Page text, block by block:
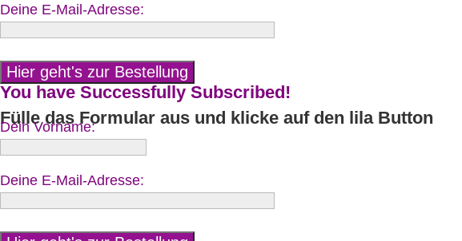
Deine E-Mail-Adresse:
You have Successfully Subscribed!
Fülle das Formular aus und klicke auf den lila Button
Dein Vorname:
Deine E-Mail-Adresse: